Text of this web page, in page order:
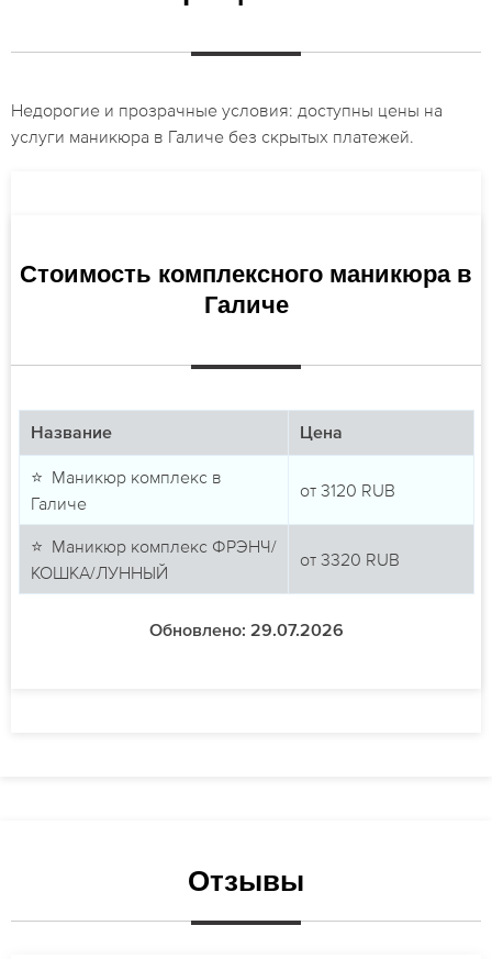
Недорогие и прозрачные условия: доступны цены на
услуги маникюра в Галиче без скрытых платежей.
Стоимость комплексного маникюра в
Галиче
Название Цена
⭐ Маникюр комплекс в
Галиче
от 3120 RUB
⭐ Маникюр комплекс ФРЭНЧ/
КОШКА/ЛУННЫЙ
от 3320 RUB
Обновлено: 29.07.2026
Отзывы